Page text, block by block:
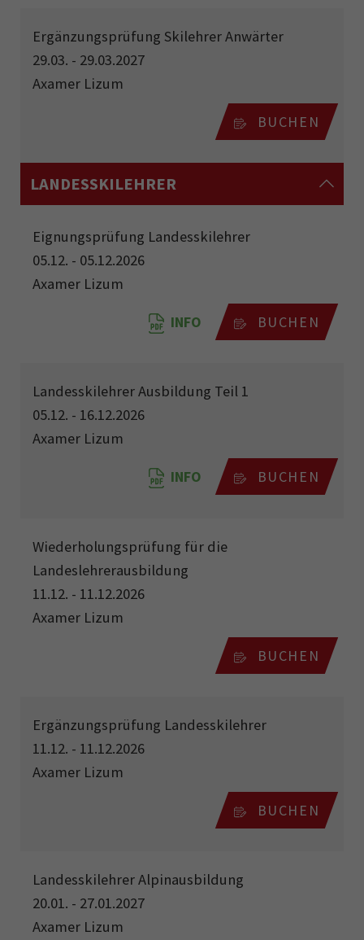
Ergänzungsprüfung Skilehrer Anwärter
29.03. - 29.03.2027
Axamer Lizum
BUCHEN
LANDESSKILEHRER
Eignungsprüfung Landesskilehrer
05.12. - 05.12.2026
Axamer Lizum
INFO BUCHEN
Landesskilehrer Ausbildung Teil 1
05.12. - 16.12.2026
Axamer Lizum
INFO BUCHEN
Wiederholungsprüfung für die
Landeslehrerausbildung
11.12. - 11.12.2026
Axamer Lizum
BUCHEN
Ergänzungsprüfung Landesskilehrer
11.12. - 11.12.2026
Axamer Lizum
BUCHEN
Landesskilehrer Alpinausbildung
20.01. - 27.01.2027
Axamer Lizum